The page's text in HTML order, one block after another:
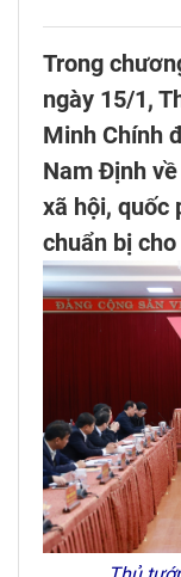
Trong
ngày 15/1,
Minh Chính
Nam Định
xã hội, quốc
chuẩn bị